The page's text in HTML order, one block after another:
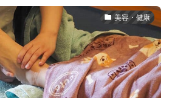
美容・健康